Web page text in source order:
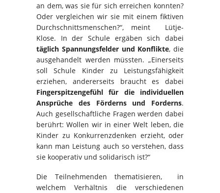
an dem, was sie für sich erreichen konnten?
Oder vergleichen wir sie mit einem fiktiven
Durchschnittsmenschen?“, meint Lütje-
Klose. In der Schule ergäben sich dabei
täglich Spannungsfelder und Konflikte, die
ausgehandelt werden müssten. „Einerseits
soll Schule Kinder zu Leistungsfähigkeit
erziehen, andererseits braucht es dabei
Fingerspitzengefühl für die individuellen
Ansprüche des Förderns und Forderns.
Auch gesellschaftliche Fragen werden dabei
berührt: Wollen wir in einer Welt leben, die
Kinder zu Konkurrenzdenken erzieht, oder
kann man Leistung auch so verstehen, dass
sie kooperativ und solidarisch ist?“
Die Teilnehmenden thematisieren, in
welchem Verhältnis die verschiedenen